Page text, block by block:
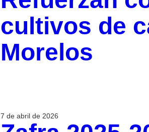
cultivos de
Morelos
7 de abril de 2026